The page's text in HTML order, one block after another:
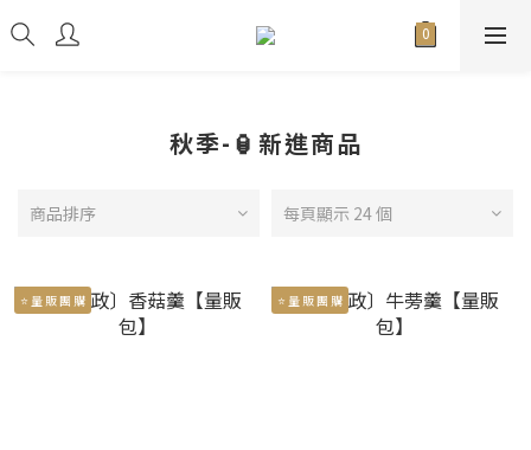
秋季-🏮新進商品
商品排序 每頁顯示 24 個
⭐ 量 販 團 購 ⭐ 量 販 團 購